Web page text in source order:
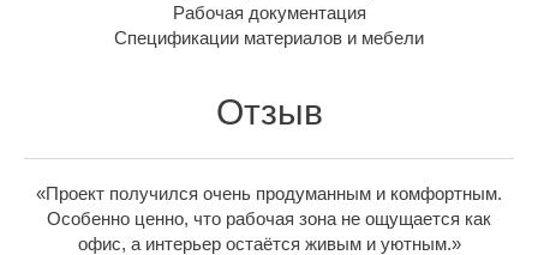
Рабочая документация
Спецификации материалов и мебели
Отзыв
«Проект получился очень продуманным и комфортным.
Особенно ценно, что рабочая зона не ощущается как
офис, а интерьер остаётся живым и уютным.»